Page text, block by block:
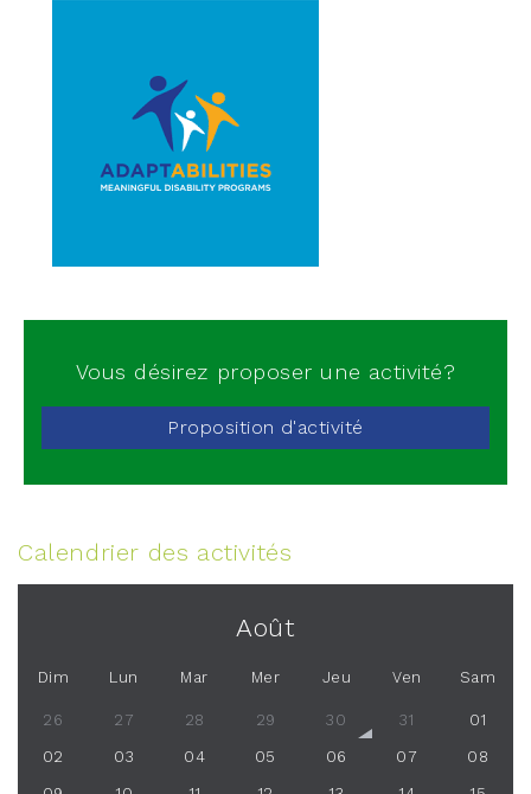
Vous désirez proposer une activité?
Proposition d'activité
Calendrier des activités
Août
Dim Lun Mar Mer Jeu Ven Sam
26 27 28 29 30 31 01
02 03 04 05 06 07 08